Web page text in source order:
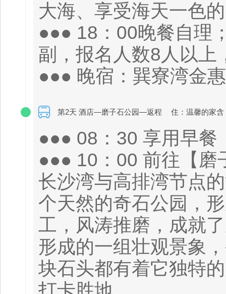
大海、享受海天一色
●●● 18：00晚餐自理
副，报名人数8人以上
●●● 晚宿：巽寮湾金
第2天 酒店—磨子石公园—返程 住：温馨的家含
●●● 08：30 享用早餐
●●● 10：00 前往【磨
长沙湾与高排湾节点
个天然的奇石公园，
工，风涛推磨，成就
形成的一组壮观景象
块石头都有着它独特